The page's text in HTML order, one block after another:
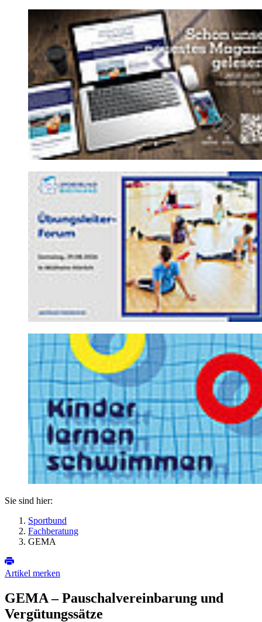
Sie sind hier:
Sportbund
Fachberatung
GEMA
Artikel merken
GEMA – Pauschalvereinbarung und
Vergütungssätze